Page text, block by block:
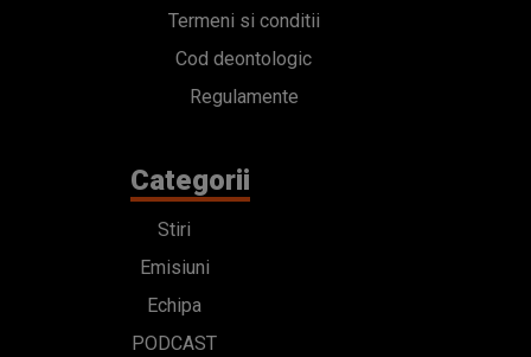
Termeni si conditii
Cod deontologic
Regulamente
Categorii
Stiri
Emisiuni
Echipa
PODCAST